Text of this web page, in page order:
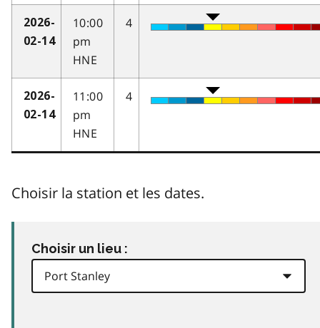
2026-
02-14
10:00
pm
HNE
4
2026-
02-14
11:00
pm
HNE
4
Choisir la station et les dates.
Choisir un lieu :